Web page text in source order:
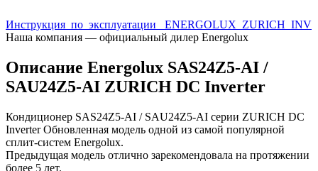
Инструкция_по_эксплуатации_ ENERGOLUX_ZURICH_INV
Наша компания — официальный дилер Energolux
Описание Energolux SAS24Z5-AI /
SAU24Z5-AI ZURICH DC Inverter
Кондиционер SAS24Z5-AI / SAU24Z5-AI серии ZURICH DC
Inverter Обновленная модель одной из самой популярной
сплит-систем Energolux.
Предыдущая модель отлично зарекомендовала на протяжении
более 5 лет.